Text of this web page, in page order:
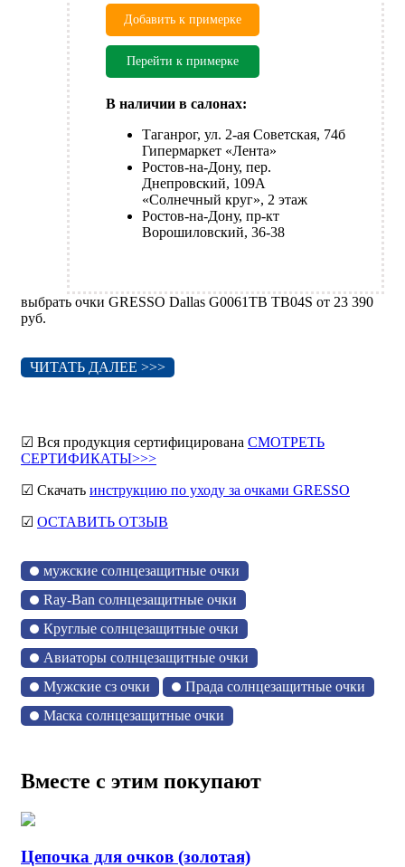
Добавить к примерке
Перейти к примерке
В наличии в салонах:
Таганрог, ул. 2-ая Советская, 74б
Гипермаркет «Лента»
Ростов-на-Дону, пер.
Днепровский, 109А
«Солнечный круг», 2 этаж
Ростов-на-Дону, пр-кт
Ворошиловский, 36-38
выбрать очки GRESSO Dallas G0061TB TB04S от 23 390
руб.
ЧИТАТЬ ДАЛЕЕ >>>
☑ Вся продукция сертифицирована СМОТРЕТЬ
СЕРТИФИКАТЫ>>>
☑ Скачать инструкцию по уходу за очками GRESSO
☑ ОСТАВИТЬ ОТЗЫВ
мужские солнцезащитные очки
Ray-Ban солнцезащитные очки
Круглые солнцезащитные очки
Авиаторы солнцезащитные очки
Мужские сз очки
Прада солнцезащитные очки
Маска солнцезащитные очки
Вместе с этим покупают
Цепочка для очков (золотая)